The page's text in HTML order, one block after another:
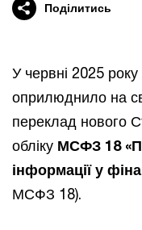
Поділитись
У червні 2025 року
оприлюднило на
переклад нового
обліку МСФЗ 18
інформації у
МСФЗ 18).